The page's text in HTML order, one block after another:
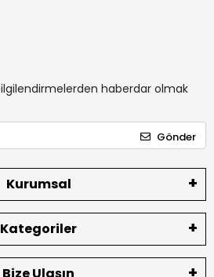
haberdar olmak
Gönder
Kurumsal
Kategoriler